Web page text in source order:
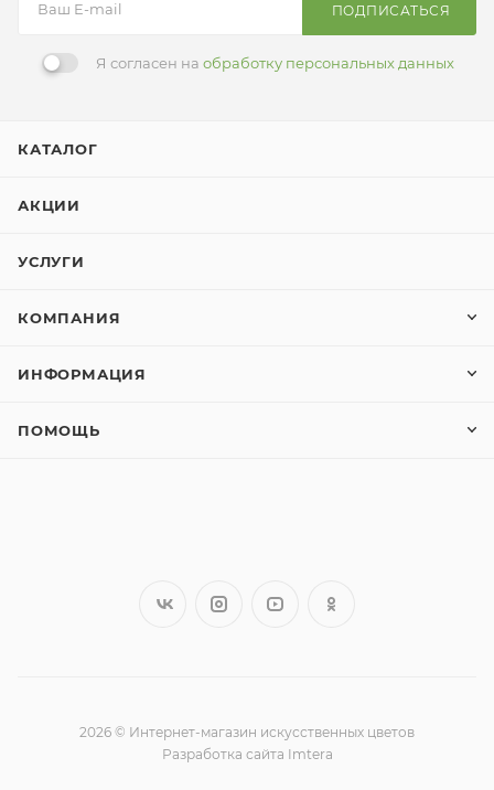
ПОДПИСАТЬСЯ
Я согласен на обработку персональных данных
КАТАЛОГ
АКЦИИ
УСЛУГИ
КОМПАНИЯ
ИНФОРМАЦИЯ
ПОМОЩЬ
2026 © Интернет-магазин искусственных цветов
Разработка сайта Imtera